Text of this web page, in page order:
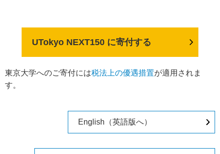
UTokyo NEXT150 に寄付する
東京大学へのご寄付には税法上の優遇措置が適用されま
す。
English（英語版へ）